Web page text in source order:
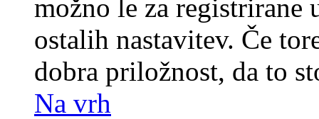
možno le za registrirane
ostalih nastavitev. Če
dobra priložnost, da to
Na vrh